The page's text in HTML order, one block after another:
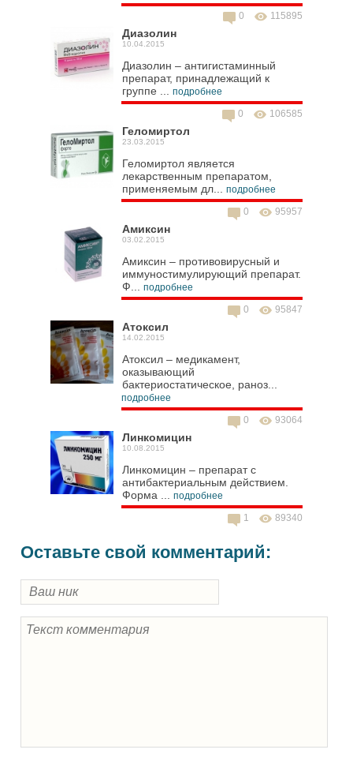
115895
0
Диазолин
10.04.2015
Диазолин – антигистаминный
препарат, принадлежащий к
группе ... подробнее
106585
0
Геломиртол
23.03.2015
Геломиртол является
лекарственным препаратом,
применяемым дл... подробнее
95957
0
Амиксин
03.02.2015
Амиксин – противовирусный и
иммуностимулирующий препарат.
Ф... подробнее
95847
0
Атоксил
14.02.2015
Атоксил – медикамент,
оказывающий
бактериостатическое, раноз...
подробнее
93064
0
Линкомицин
10.08.2015
Линкомицин – препарат с
антибактериальным действием.
Форма ... подробнее
89340
1
Оставьте свой комментарий: